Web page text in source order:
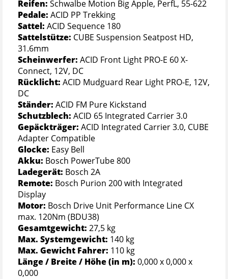
Reifen: Schwalbe Motion Big Apple, PerfL, 55-622
Pedale: ACID PP Trekking
Sattel: ACID Sequence 180
Sattelstütze: CUBE Suspension Seatpost HD,
31.6mm
Scheinwerfer: ACID Front Light PRO-E 60 X-
Connect, 12V, DC
Rücklicht: ACID Mudguard Rear Light PRO-E, 12V,
DC
Ständer: ACID FM Pure Kickstand
Schutzblech: ACID 65 Integrated Carrier 3.0
Gepäckträger: ACID Integrated Carrier 3.0, CUBE
Adapter Compatible
Glocke: Easy Bell
Akku: Bosch PowerTube 800
Ladegerät: Bosch 2A
Remote: Bosch Purion 200 with Integrated
Display
Motor: Bosch Drive Unit Performance Line CX
max. 120Nm (BDU38)
Gesamtgewicht: 27,5 kg
Max. Systemgewicht: 140 kg
Max. Gewicht Fahrer: 110 kg
Länge / Breite / Höhe (in m): 0,000 x 0,000 x
0,000